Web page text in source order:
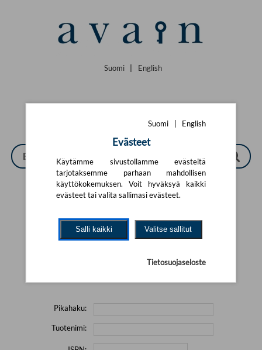
Suomi English
Tarkennettu haku
Yhtään tuotetta ei löytynyt. Yritä uutta hakua alla olevalla
Yritä hakea pienemmällä määrällä hakutekijöitä ja jätä
Pikahaku:
Tuotenimi:
Suomi | English
Evästeet
Käytämme sivustollamme evästeitä
tarjotaksemme parhaan mahdollisen
käyttökokemuksen. Voit hyväksyä kaikki
evästeet tai valita sallimasi evästeet.
Salli kaikki Valitse sallitut
Tietosuojaseloste